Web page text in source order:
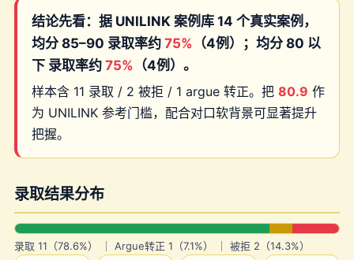
结论先看：据 UNILINK 案例库 14 个真实案例，
均分 85–90 录取率约 75% （4例）；均分 80 以
下 录取率约 75% （4例）。
样本含 11 录取 / 2 被拒 / 1 argue 转正。把 80.9 作
为 UNILINK 参考门槛，配合对口软背景可显著提升
把握。
录取结果分布
录取 11（78.6%） ｜ Argue转正 1（7.1%） ｜ 被拒 2（14.3%）